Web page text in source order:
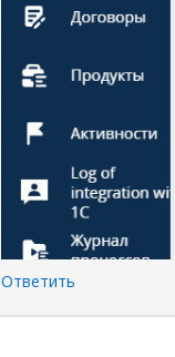
Ответить